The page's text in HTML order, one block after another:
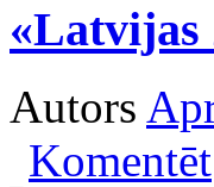
«Latvijas
Autors
Komentēt